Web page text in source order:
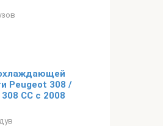
Peugeot 308 /
CC с 2008